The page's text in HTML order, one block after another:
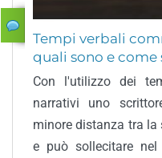
Tempi verbali
quali sono e come
Con l'utilizzo dei
narrativi uno
minore distanza tra la
e può sollecitare